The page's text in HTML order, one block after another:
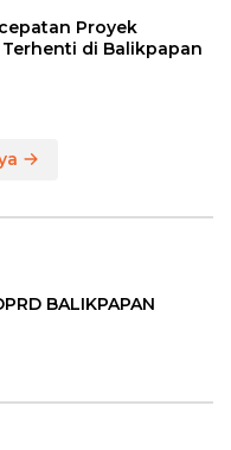
Proyek
di Balikpapan
BALIKPAPAN